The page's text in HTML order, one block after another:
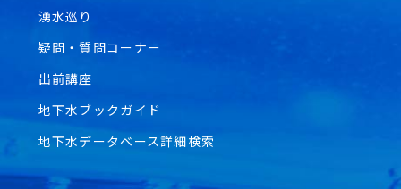
湧水巡り
疑問・質問コーナー
出前講座
地下水ブックガイド
地下水データベース詳細検索